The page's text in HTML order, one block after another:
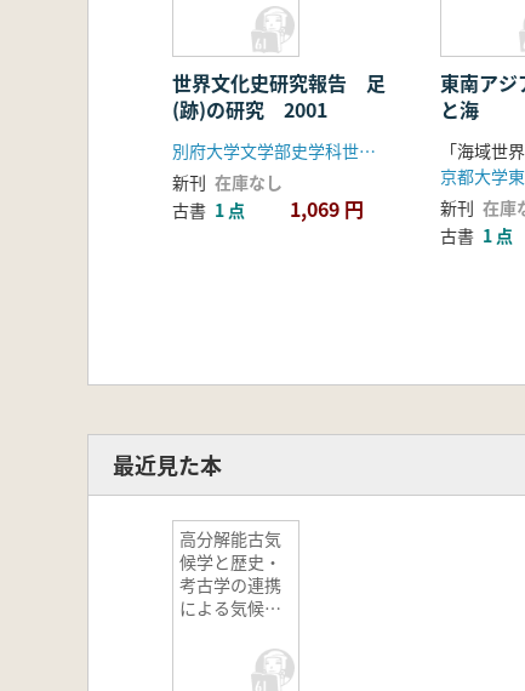
世界文化史研究報告 足
(跡)の研究 2001
別府大学文学部史学科世界文化史研究室
新刊 在庫なし
古書 1 点 1,069 円
東南アジ
と海
新刊 在庫
古書 1 点
最近見た本
高分解能古気
候学と歴史・
考古学の連携
による気候変
システムの探